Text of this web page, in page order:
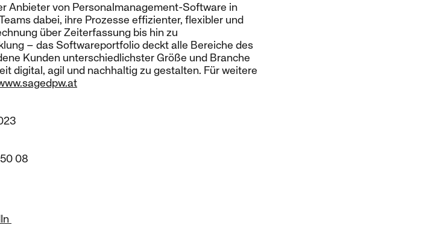
Anbieter von Personalmanagement-Software in
dabei, ihre Prozesse effizienter, flexibler und
über Zeiterfassung bis hin zu
– das Softwareportfolio deckt alle Bereiche des
Kunden unterschiedlichster Größe und Branche
digital, agil und nachhaltig zu gestalten. Für weitere
08